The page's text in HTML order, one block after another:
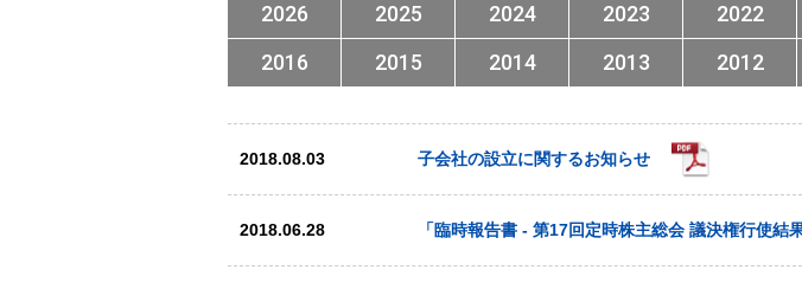
2026 2025 2024 2023 2022
2016
2015 2014 2013 2012
2018.08.03 子会社の設立に関するお知らせ
2018.06.28 「臨時報告書 - 第17回定時株主総会 議決権行使結